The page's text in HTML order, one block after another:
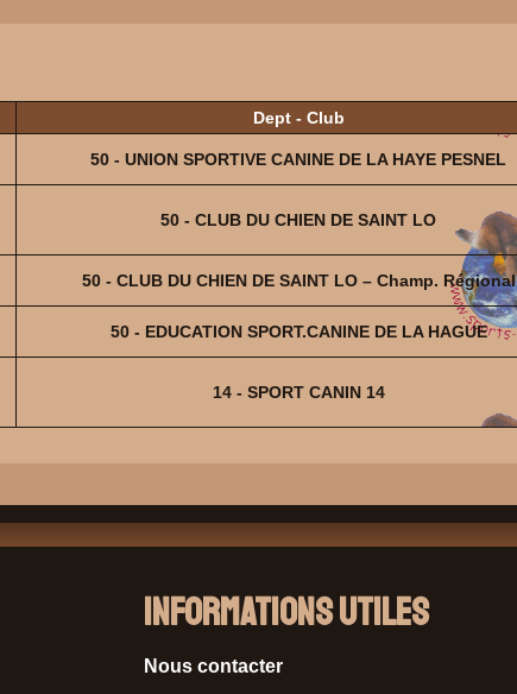
Dept - Club
50 - UNION SPORTIVE CANINE DE LA HAYE PESNEL
50 - CLUB DU CHIEN DE SAINT LO
50 - CLUB DU CHIEN DE SAINT LO – Champ. Régional
50 - EDUCATION SPORT.CANINE DE LA HAGUE
14 - SPORT CANIN 14
Informations Utiles
Nous contacter